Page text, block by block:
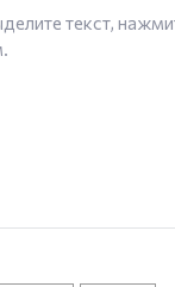
текст,